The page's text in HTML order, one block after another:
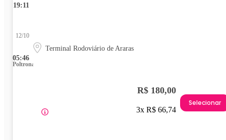
19:11
05:46
12/10
Terminal Rodoviário de Araras
Poltrona
R$ 180,00
3x R$ 66,74
Selecionar